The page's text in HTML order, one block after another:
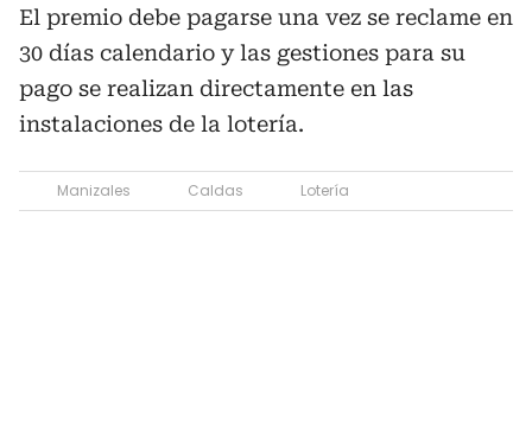
El premio debe pagarse una vez se reclame en
30 días calendario y las gestiones para su
pago se realizan directamente en las
instalaciones de la lotería.
Manizales Caldas Lotería